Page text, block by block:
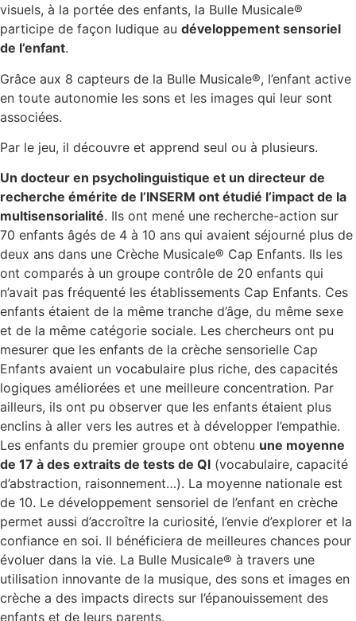
visuels, à la portée des enfants, la Bulle Musicale®
participe de façon ludique au développement sensoriel
de l’enfant.
Grâce aux 8 capteurs de la Bulle Musicale®, l’enfant active
en toute autonomie les sons et les images qui leur sont
associées.
Par le jeu, il découvre et apprend seul ou à plusieurs.
Un docteur en psycholinguistique et un directeur de
recherche émérite de l’INSERM ont étudié l’impact de la
multisensorialité. Ils ont mené une recherche-action sur
70 enfants âgés de 4 à 10 ans qui avaient séjourné plus de
deux ans dans une Crèche Musicale® Cap Enfants. Ils les
ont comparés à un groupe contrôle de 20 enfants qui
n’avait pas fréquenté les établissements Cap Enfants. Ces
enfants étaient de la même tranche d’âge, du même sexe
et de la même catégorie sociale. Les chercheurs ont pu
mesurer que les enfants de la crèche sensorielle Cap
Enfants avaient un vocabulaire plus riche, des capacités
logiques améliorées et une meilleure concentration. Par
ailleurs, ils ont pu observer que les enfants étaient plus
enclins à aller vers les autres et à développer l’empathie.
Les enfants du premier groupe ont obtenu une moyenne
de 17 à des extraits de tests de QI (vocabulaire, capacité
d’abstraction, raisonnement…). La moyenne nationale est
de 10. Le développement sensoriel de l’enfant en crèche
permet aussi d’accroître la curiosité, l’envie d’explorer et la
confiance en soi. Il bénéficiera de meilleures chances pour
évoluer dans la vie. La Bulle Musicale® à travers une
utilisation innovante de la musique, des sons et images en
crèche a des impacts directs sur l’épanouissement des
enfants et de leurs parents.